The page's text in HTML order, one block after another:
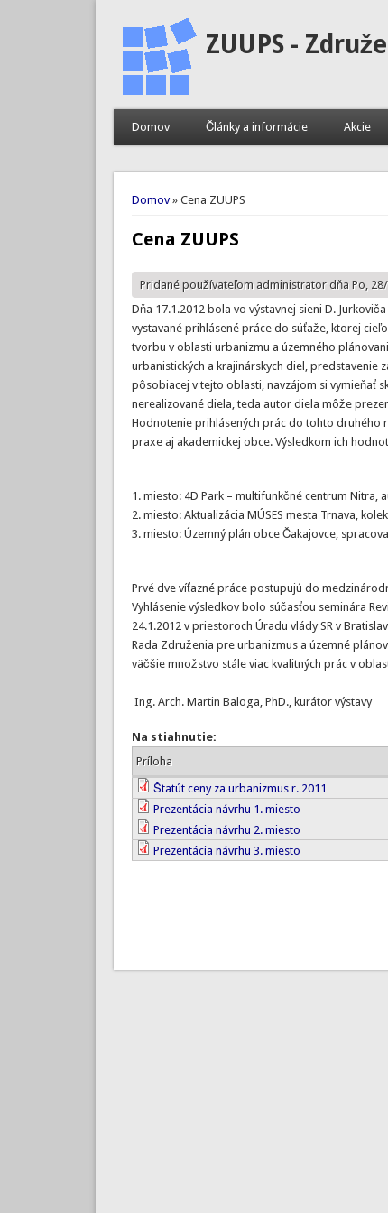
ZUUPS -
Domov Články a informácie Akcie
Nachádzate sa tu
Domov» Cena ZUUPS
Cena ZUUPS
Pridané používateľom administratordňa Po,
Dňa 17.1.2012 bola vo výstavnej sieni D.
vystavané prihlásené práce do súťaže, ktorej
tvorbu v oblasti urbanizmu a územného
urbanistických a krajinárskych diel, predstavenie
pôsobiacej v tejto oblasti, navzájom si vymieňať
nerealizované diela, teda autor diela môže
Hodnotenie prihlásených prác do tohto druhého
praxe aj akademickej obce. Výsledkom ich
1. miesto: 4D Park – multifunkčné centrum Nitra,
2. miesto: Aktualizácia MÚSES mesta Trnava,
3. miesto: Územný plán obce Čakajovce,
Prvé dve víťazné práce postupujú do
Vyhlásenie výsledkov bolo súčasťou seminára
24.1.2012 v priestoroch Úradu vlády SR v
Rada Združenia pre urbanizmus a územné
väčšie množstvo stále viac kvalitných prác v
Ing. Arch. Martin Baloga, PhD., kurátor výstavy
Na stiahnutie:
Príloha
Štatút ceny za urbanizmus r. 2011
Prezentácia návrhu 1. miesto
Prezentácia návrhu 2. miesto
Prezentácia návrhu 3. miesto